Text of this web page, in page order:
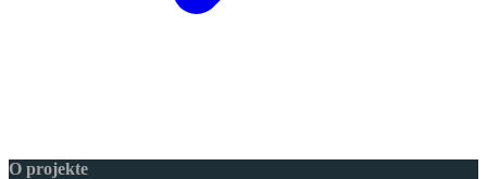
O projekte